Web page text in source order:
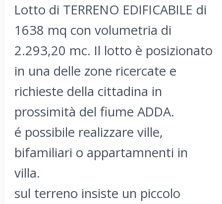
Lotto di TERRENO EDIFICABILE di
1638 mq con volumetria di
2.293,20 mc. Il lotto è posizionato
in una delle zone ricercate e
richieste della cittadina in
prossimità del fiume ADDA.
é possibile realizzare ville,
bifamiliari o appartamnenti in
villa.
sul terreno insiste un piccolo